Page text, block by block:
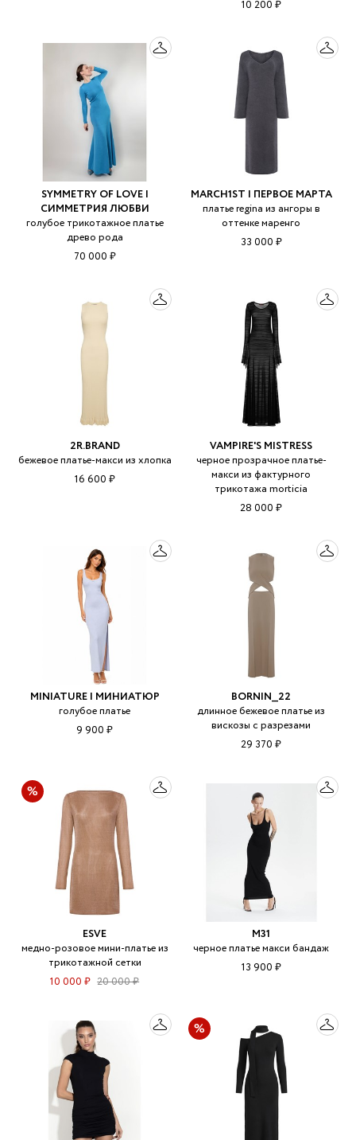
10 200 ₽
SYMMETRY OF LOVE |
СИММЕТРИЯ ЛЮБВИ
голубое трикотажное платье
древо рода
70 000 ₽
MARCH1ST | ПЕРВОЕ МАРТА
платье regina из ангоры в
оттенке маренго
33 000 ₽
2R.BRAND
бежевое платье-макси из хлопка
16 600 ₽
VAMPIRE'S MISTRESS
черное прозрачное платье-
макси из фактурного
трикотажа morticia
28 000 ₽
MINIATURE | МИНИАТЮР
голубое платье
9 900 ₽
BORNIN__22
длинное бежевое платье из
вискозы с разрезами
29 370 ₽
ESVE
медно-розовое мини-платье из
трикотажной сетки
10 000 ₽ 20 000 ₽
M31
черное платье макси бандаж
13 900 ₽